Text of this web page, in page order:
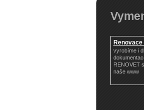
vyrobíme i
RENOVET
naše www